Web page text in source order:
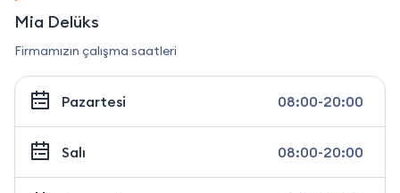
Mia Delüks
Firmamızın çalışma saatleri
Pazartesi 08:00-20:00
Salı 08:00-20:00